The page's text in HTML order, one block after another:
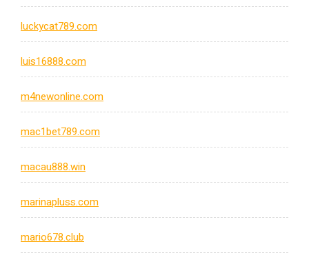
luckycat789.com
luis16888.com
m4newonline.com
mac1bet789.com
macau888.win
marinapluss.com
mario678.club